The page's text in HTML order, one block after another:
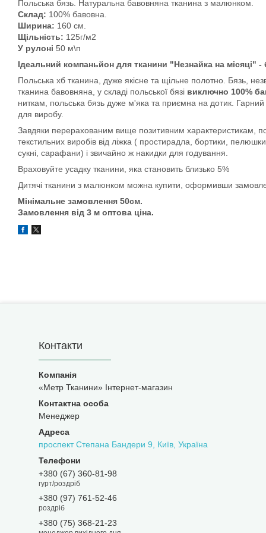
Польська бязь. Натуральна бавовняна тканина з малюнком.
Склад: 100% бавовна.
Ширина: 160 см.
Щільність: 125г/м2
У рулоні 50 м\п
Ідеальний компаньйон для тканини "Незнайка на місяці"
Польська хб тканина, дуже якісне та щільне полотно. Бязь,
тканина бавовняна, у складі польської бязі виключно 100%
ниткам, польська бязь дуже м'яка та приємна на дотик.
для виробу.
Завдяки перерахованим вище позитивним характеристикам,
текстильних виробів від ліжка ( простирадла, бортики,
сукні, сарафани) і звичайно ж накидки для годування.
Враховуйте усадку тканини, яка становить близько 5%
Дитячі тканини з малюнком можна купити, оформивши
Мінімальне замовлення 50см.
Замовлення від 3 м оптова ціна.
Контакти
«Метр Тканини» Інтернет-магазин
Менеджер
проспект Степана Бандери 9, Київ, Україна
+380 (67) 360-81-98
гурт/роздріб
+380 (97) 761-52-46
роздріб
+380 (75) 368-21-23